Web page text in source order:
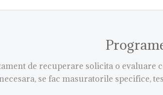
de recuperare solicita o
se fac masuratorile specifice,